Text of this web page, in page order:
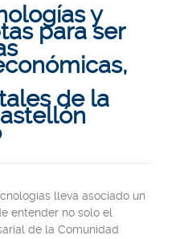
y
para ser
de la
lleva asociado un
entender no solo el
de la Comunidad